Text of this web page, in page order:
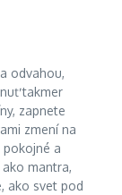
odvahou,
takmer
zapnete
zmení na
a
mantra,
ako svet pod